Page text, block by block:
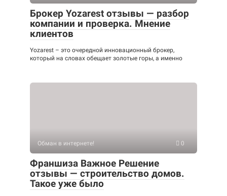
Брокер Yozarest отзывы — разбор
компании и проверка. Мнение
клиентов
Yozarest – это очередной инновационный брокер,
который на словах обещает золотые горы, а именно
Обман в интернете! 0
Франшиза Важное Решение
отзывы — строительство домов.
Такое уже было